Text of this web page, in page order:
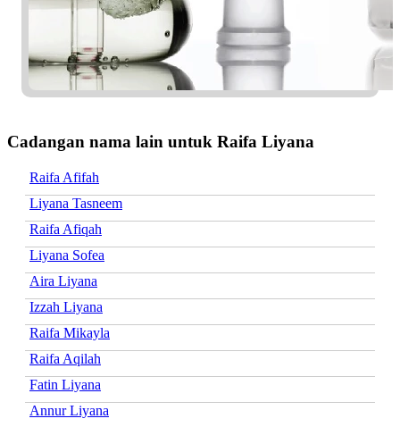
Cadangan nama lain untuk Raifa Liyana
Raifa Afifah
Liyana Tasneem
Raifa Afiqah
Liyana Sofea
Aira Liyana
Izzah Liyana
Raifa Mikayla
Raifa Aqilah
Fatin Liyana
Annur Liyana